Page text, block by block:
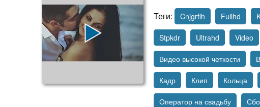
Теги: Cnjgrflh Fullhd
Stpkdr Ultrahd Video
Видео высокой четкости
Кадр Клип Кольца
Оператор на свадьбу